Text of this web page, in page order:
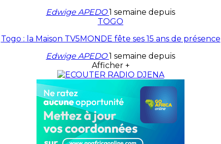
Edwige APEDO1 semaine depuis
TOGO
Togo : la Maison TV5MONDE fête ses 15 ans de présence
Edwige APEDO1 semaine depuis
Afficher +